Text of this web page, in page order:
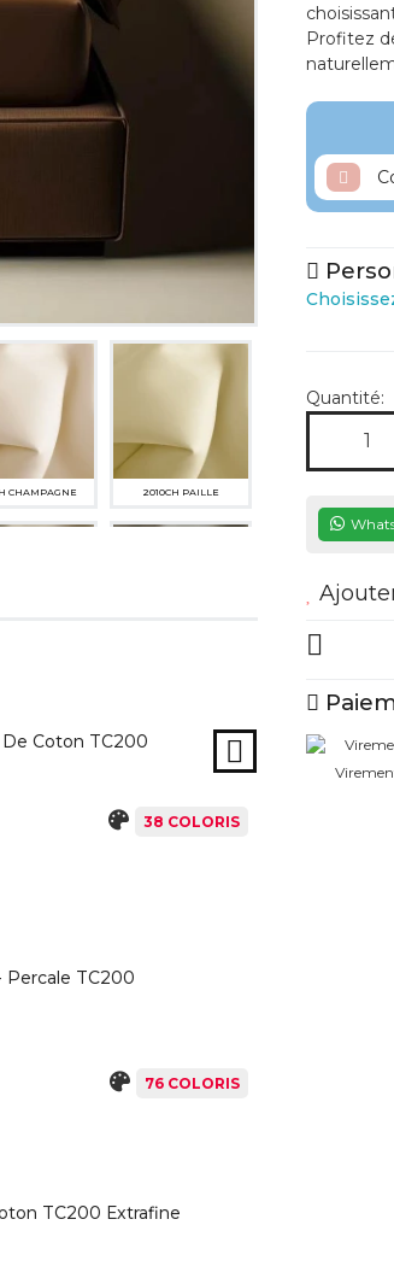
CHAMPAGNE 2010CH PAILLE
TC200 Extrafine
38 COLORIS
Coton TC200
38 COLORIS
Percale TC200
76 COLORIS
TC200 Extrafine
Profitez
Quantité: